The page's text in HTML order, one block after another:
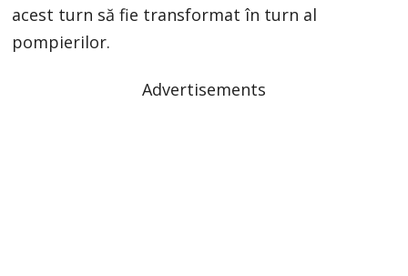
acest turn să fie transformat în turn al
pompierilor.
Advertisements